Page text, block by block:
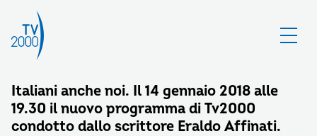
Italiani anche noi. Il 14 gennaio 2018 alle
19.30 il nuovo programma di Tv2000
condotto dallo scrittore Eraldo Affinati.